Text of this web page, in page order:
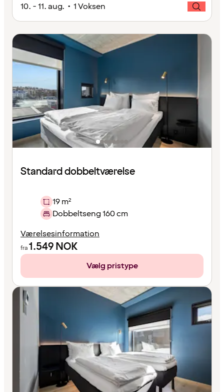
10. - 11. aug. • 1 Voksen
Standard dobbeltværelse
19 m²
Dobbeltseng 160 cm
Værelsesinformation
fra1.549NOK
Vælg pristype